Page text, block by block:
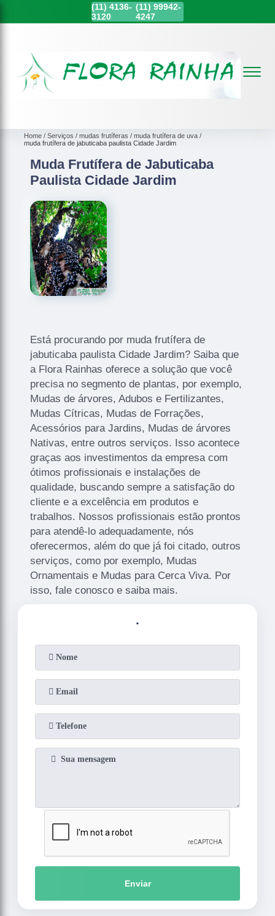
(11) 4136-
3120
(11)99942-
4247
Home Serviços mudas frutíferas
muda frutífera de uva
muda frutífera de jabuticaba paulista Cidade Jardim
Muda Frutífera de Jabuticaba
Paulista Cidade Jardim
Está procurando por muda frutífera de
jabuticaba paulista Cidade Jardim? Saiba que
a Flora Rainhas oferece a solução que você
precisa no segmento de plantas, por exemplo,
Mudas de árvores, Adubos e Fertilizantes,
Mudas Cítricas, Mudas de Forrações,
Acessórios para Jardins, Mudas de árvores
Nativas, entre outros serviços. Isso acontece
graças aos investimentos da empresa com
ótimos profissionais e instalações de
qualidade, buscando sempre a satisfação do
cliente e a excelência em produtos e
trabalhos. Nossos profissionais estão prontos
para atendê-lo adequadamente, nós
oferecermos, além do que já foi citado, outros
serviços, como por exemplo, Mudas
Ornamentais e Mudas para Cerca Viva. Por
isso, fale conosco e saiba mais.
.
Enviar